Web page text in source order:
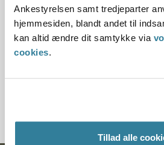
Ankestyrelsen samt tredjeparter
hjemmesiden, blandt andet til
kan altid ændre dit samtykke via
cookies.
Tillad alle
Paragraf
§ 33 § 18